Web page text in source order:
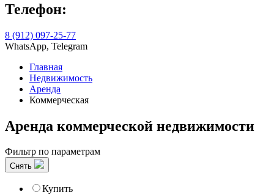
Телефон:
8 (912) 097-25-77
WhatsApp, Telegram
Главная
Недвижимость
Аренда
Коммерческая
Аренда коммерческой недвижимости
Фильтр по параметрам
Снять
Купить